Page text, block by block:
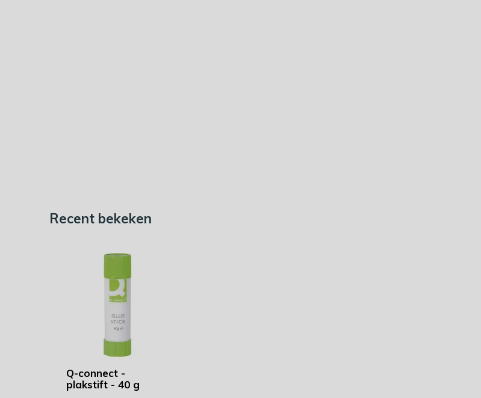
Recent bekeken
Q-connect -
plakstift - 40 g